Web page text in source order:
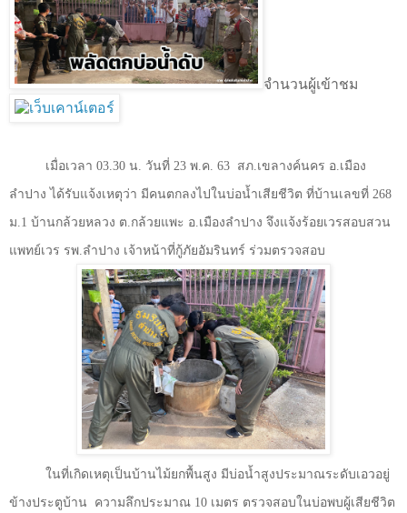
จำนวนผู้เข้าชม
เมื่อเวลา 03.30 น. วันที่ 23 พ.ค. 63 สภ.เขลางค์นคร อ.เมือง
ลำปาง ได้รับแจ้งเหตุว่า มีคนตกลงไปในบ่อน้ำเสียชีวิต ที่บ้านเลขที่ 268
ม. 1 บ้านกล้วยหลวง ต.กล้วยแพะ อ.เมืองลำปาง จึงแจ้งร้อยเวรสอบสวน
แพทย์เวร รพ.ลำปาง เจ้าหน้าที่กู้ภัยอัมรินทร์ ร่วมตรวจสอบ
ในที่เกิดเหตุเป็นบ้านไม้ยกพื้นสูง มีบ่อน้ำสูงประมาณระดับเอวอยู่
ข้างประตูบ้าน ความลึกประมาณ 10 เมตร ตรวจสอบในบ่อพบผู้เสียชีวิต